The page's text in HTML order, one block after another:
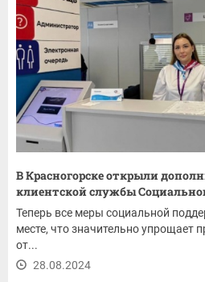
В Красногорске открыли
клиентской службы
Теперь все меры социальной
месте, что значительно упрощает
от...
28.08.2024